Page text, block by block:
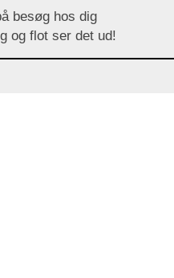
besøg hos dig
og flot ser det ud!